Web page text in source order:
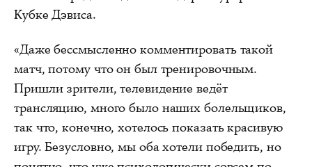
Кубке Дэвиса.
«Даже бессмысленно комментировать такой
матч, потому что он был тренировочным.
Пришли зрители, телевидение ведёт
трансляцию, много было наших болельщиков,
так что, конечно, хотелось показать красивую
игру. Безусловно, мы оба хотели победить, но